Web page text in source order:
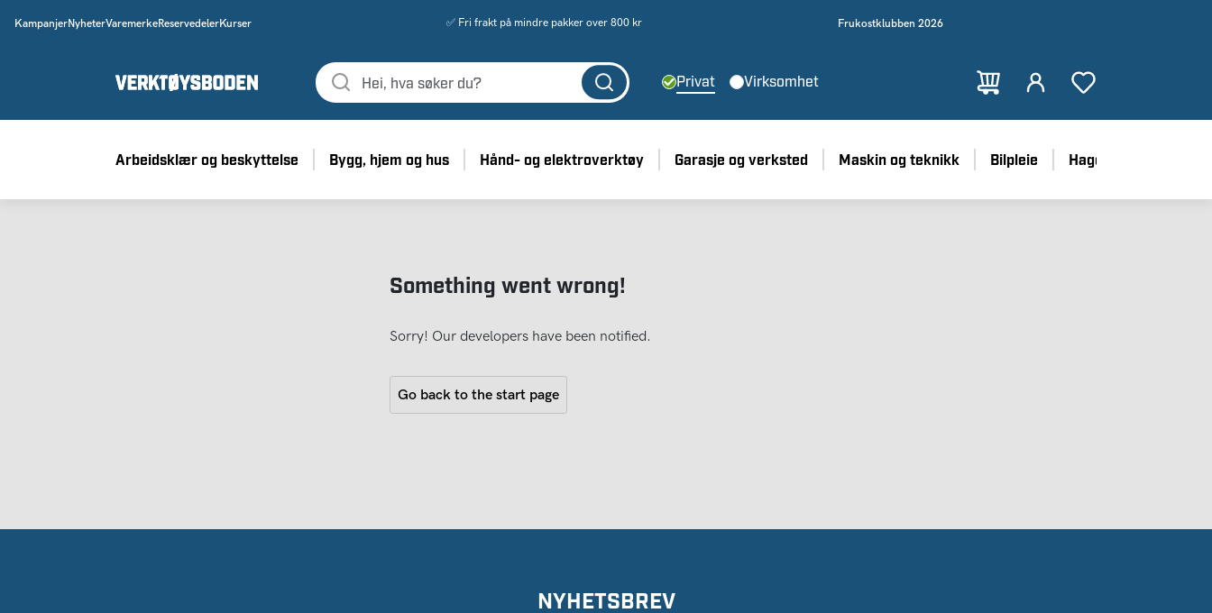
KampanjerNyheterVaremerkeReservedelerKurser ✅ Fri frakt på mindre pakker over 800 kr Frukostklubben 2026
Privat Virksomhet
Arbeidsklær og beskyttelse Bygg, hjem og hus Hånd- og elektroverktøy Garasje og verksted Maskin og teknikk Bilpleie Hage
Something went wrong!
Sorry! Our developers have been notified.
Go back to the start page
NYHETSBREV